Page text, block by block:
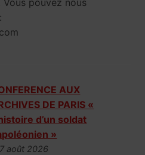
Vous pouvez nous
AUX
DE PARIS «
d’un soldat
»
août 2026